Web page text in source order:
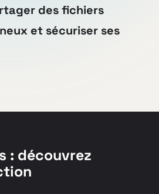
des fichiers
et sécuriser ses
: découvrez